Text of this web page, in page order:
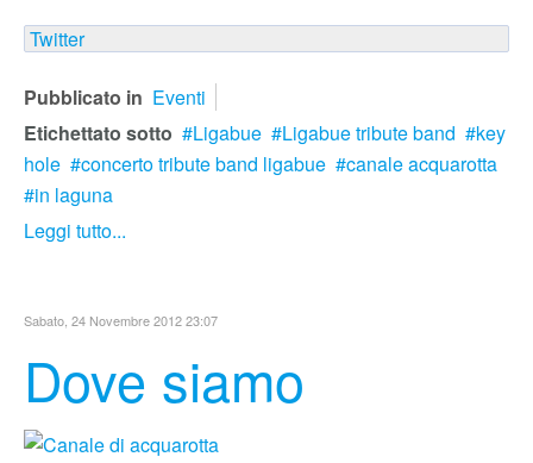
Twitter
Pubblicato in Eventi
Etichettato sotto
Ligabue Ligabue tribute band
key
hole
concerto tribute band ligabue
canale acquarotta
in laguna
Leggi tutto...
Sabato, 24 Novembre 2012 23:07
Dove siamo